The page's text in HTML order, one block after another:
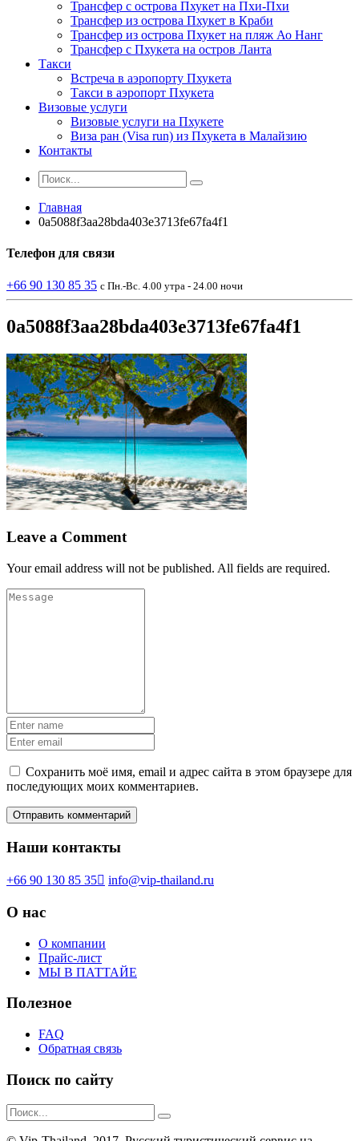
Трансфер с острова Пхукет на Пхи-Пхи
Трансфер из острова Пхукет в Краби
Трансфер из острова Пхукет на пляж Ао Нанг
Трансфер с Пхукета на остров Ланта
Такси
Встреча в аэропорту Пхукета
Такси в аэропорт Пхукета
Визовые услуги
Визовые услуги на Пхукете
Виза ран (Visa run) из Пхукета в Малайзию
Контакты
Главная
0a5088f3aa28bda403e3713fe67fa4f1
Телефон для связи
+66 90 130 85 35 с Пн.-Вс. 4.00 утра - 24.00 ночи
0a5088f3aa28bda403e3713fe67fa4f1
Leave a Comment
Your email address will not be published. All fields are required.
Сохранить моё имя, email и адрес сайта в этом браузере для
последующих моих комментариев.
Наши контакты
+66 90 130 85 35 info@vip-thailand.ru
О нас
О компании
Прайс-лист
МЫ В ПАТТАЙЕ
Полезное
FAQ
Обратная связь
Поиск по сайту